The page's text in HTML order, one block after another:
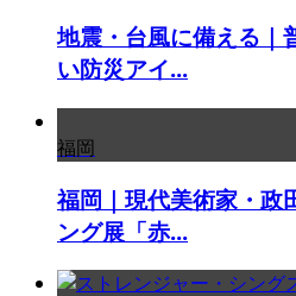
地震・台風に備える｜
い防災アイ...
福岡
福岡｜現代美術家・政
ング展「赤...